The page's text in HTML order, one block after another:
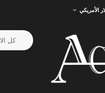
الأمريكي